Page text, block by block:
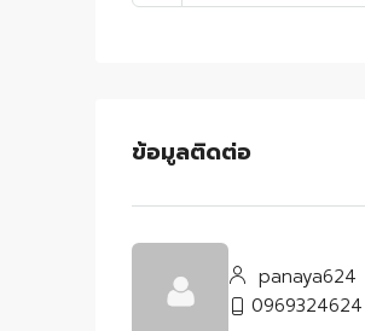
ข้อมูลติดต่อ
panaya624
0969324624